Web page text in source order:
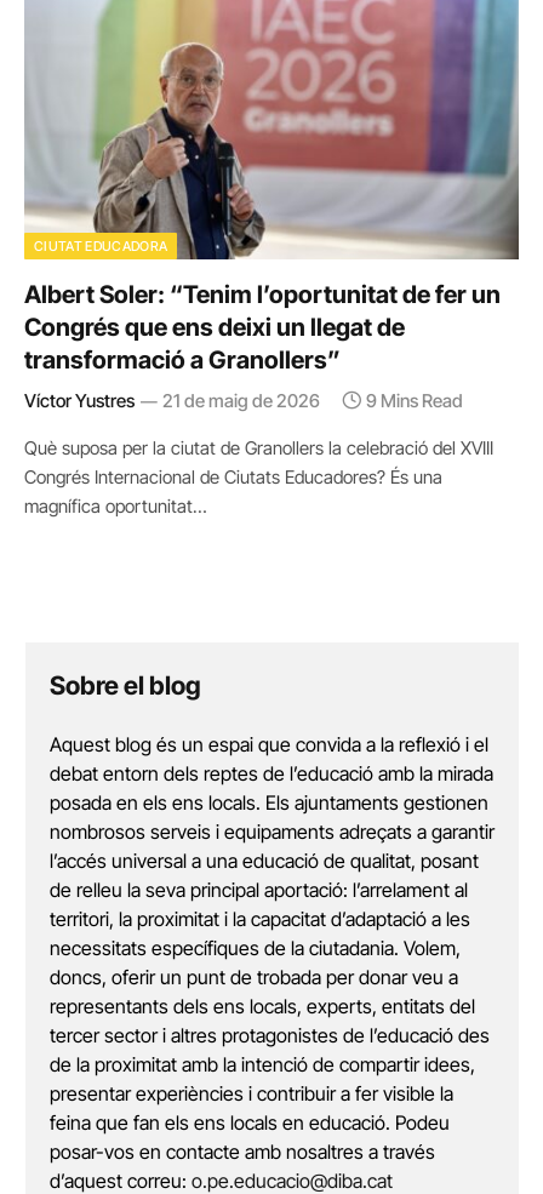
CIUTAT EDUCADORA
Albert Soler: “Tenim l’oportunitat de fer un
Congrés que ens deixi un llegat de
transformació a Granollers”
Víctor Yustres 21 de maig de 2026 9 Mins Read
Què suposa per la ciutat de Granollers la celebració del XVIII
Congrés Internacional de Ciutats Educadores? És una
magnífica oportunitat…
Sobre el blog
Aquest blog és un espai que convida a la reflexió i el
debat entorn dels reptes de l’educació amb la mirada
posada en els ens locals. Els ajuntaments gestionen
nombrosos serveis i equipaments adreçats a garantir
l’accés universal a una educació de qualitat, posant
de relleu la seva principal aportació: l’arrelament al
territori, la proximitat i la capacitat d’adaptació a les
necessitats específiques de la ciutadania. Volem,
doncs, oferir un punt de trobada per donar veu a
representants dels ens locals, experts, entitats del
tercer sector i altres protagonistes de l’educació des
de la proximitat amb la intenció de compartir idees,
presentar experiències i contribuir a fer visible la
feina que fan els ens locals en educació. Podeu
posar-vos en contacte amb nosaltres a través
d’aquest correu: o.pe.educacio@diba.cat